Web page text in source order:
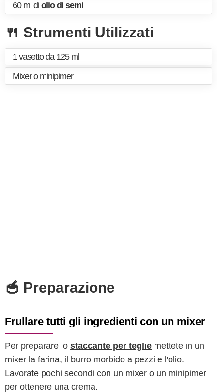
60 ml di olio di semi
🍴 Strumenti Utilizzati
1 vasetto da 125 ml
Mixer o minipimer
🥣 Preparazione
Frullare tutti gli ingredienti con un mixer
Per preparare lo staccante per teglie mettete in un
mixer la farina, il burro morbido a pezzi e l'olio.
Lavorate pochi secondi con un mixer o un minipimer
per ottenere una crema.